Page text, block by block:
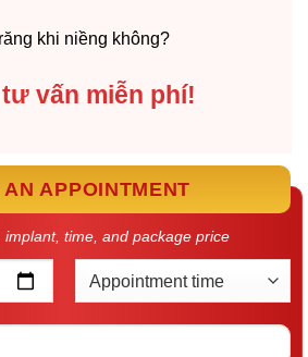
khi niềng không?
vấn miễn phí!
APPOINTMENT
implant, time, and package price